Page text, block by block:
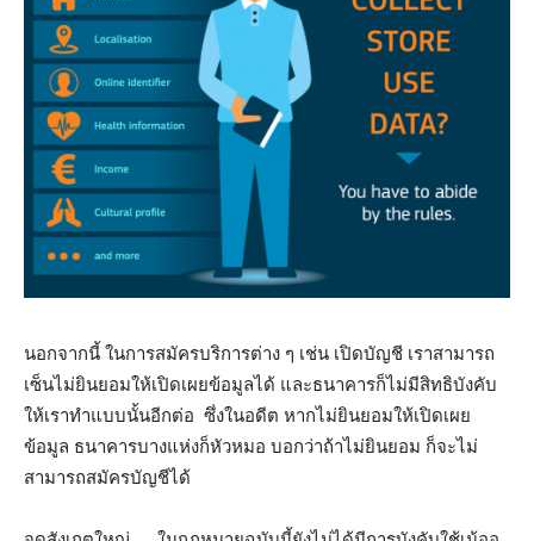
นอกจากนี้ ในการสมัครบริการต่าง ๆ เช่น เปิดบัญชี เราสามารถ
เซ็นไม่ยินยอมให้เปิดเผยข้อมูลได้ และธนาคารก็ไม่มีสิทธิบังคับ
ให้เราทำแบบนั้นอีกต่อ ซึ่งในอดีต หากไม่ยินยอมให้เปิดเผย
ข้อมูล ธนาคารบางแห่งก็หัวหมอ บอกว่าถ้าไม่ยินยอม ก็จะไม่
สามารถสมัครบัญชีได้